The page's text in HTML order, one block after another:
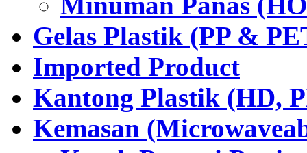
Gelas Plastik (PP &
Imported Product
Kantong Plastik (HD,
Kemasan